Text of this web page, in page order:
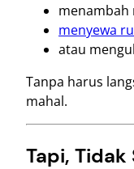
menambah
menyewa
atau
Tanpa harus
mahal.
Tapi,